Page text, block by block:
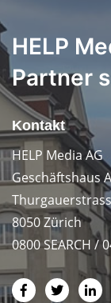
HELP
Partner
Kontakt
HELP Media AG
Geschäftshaus
8050 Zürich
0800 SEARCH /